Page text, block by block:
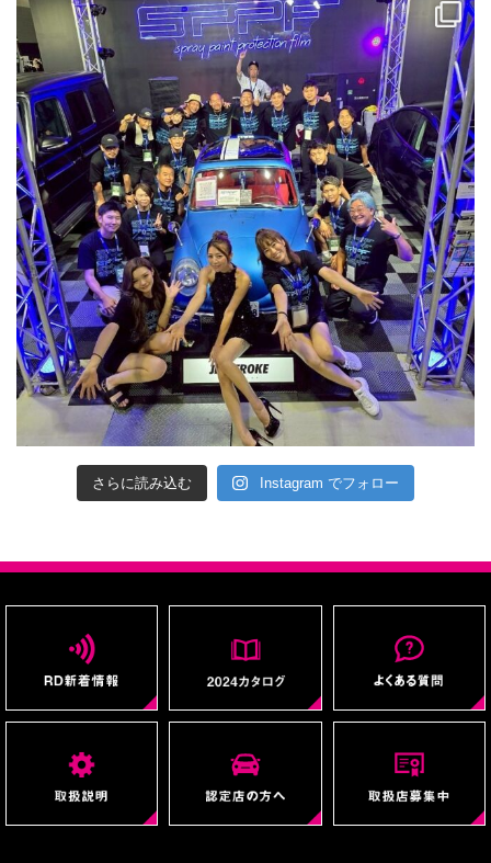
さらに読み込む Instagram でフォロー